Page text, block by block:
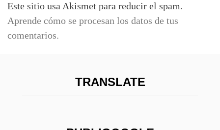
Este sitio usa Akismet para reducir el spam.
Aprende cómo se procesan los datos de tus
comentarios.
TRANSLATE